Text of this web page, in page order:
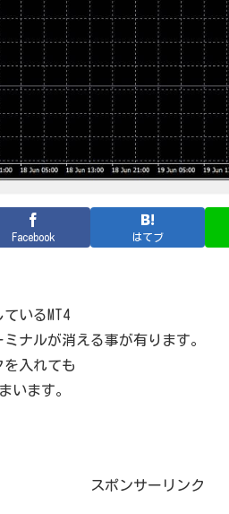
Facebook はてブ
いるMT4
ナルが消える事が有ります。
入れても
います。
スポンサーリンク